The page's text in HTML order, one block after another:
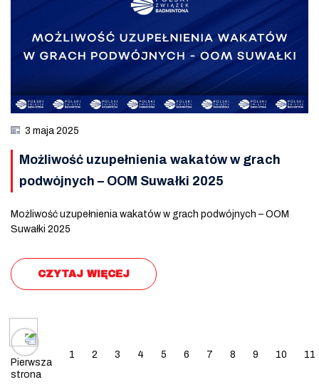
3 maja 2025
Możliwość uzupełnienia wakatów w grach
podwójnych – OOM Suwałki 2025
Możliwość uzupełnienia wakatów w grach podwójnych – OOM
Suwałki 2025
CZYTAJ WIĘCEJ
Posts navigation
Pierwsza
strona
1 2 3 4 5 6 7 8 9 10 11